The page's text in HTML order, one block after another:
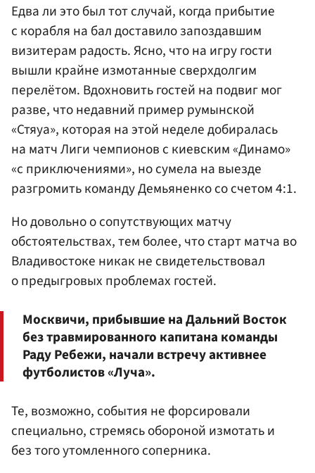
Едва ли это был тот случай, когда прибытие
с корабля на бал доставило запоздавшим
визитерам радость. Ясно, что на игру гости
вышли крайне измотанные сверхдолгим
перелётом. Вдохновить гостей на подвиг мог
разве, что недавний пример румынской
«Стяуа», которая на этой неделе добиралась
на матч Лиги чемпионов с киевским «Динамо»
«с приключениями», но сумела на выезде
разгромить команду Демьяненко со счетом 4:1.
Но довольно о сопутствующих матчу
обстоятельствах, тем более, что старт матча во
Владивостоке никак не свидетельствовал
о предыгровых проблемах гостей.
Москвичи, прибывшие на Дальний Восток
без травмированного капитана команды
Раду Ребежи, начали встречу активнее
футболистов «Луча».
Те, возможно, события не форсировали
специально, стремясь обороной измотать и
без того утомленного соперника.